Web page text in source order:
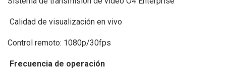
Calidad de visualización en vivo
Control remoto: 1080p/30fps
Frecuencia de operación